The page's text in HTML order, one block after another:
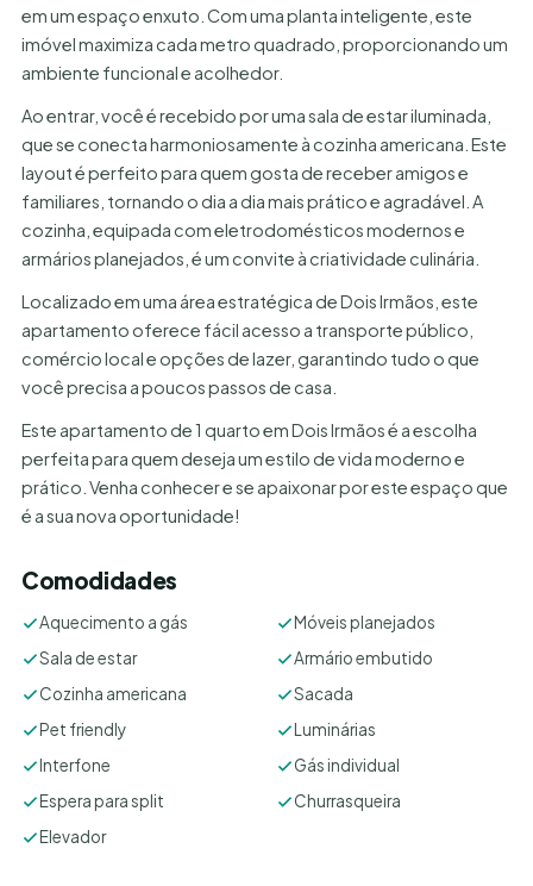
em um espaço enxuto. Com uma planta inteligente, este
imóvel maximiza cada metro quadrado, proporcionando um
ambiente funcional e acolhedor.
Ao entrar, você é recebido por uma sala de estar iluminada,
que se conecta harmoniosamente à cozinha americana. Este
layout é perfeito para quem gosta de receber amigos e
familiares, tornando o dia a dia mais prático e agradável. A
cozinha, equipada com eletrodomésticos modernos e
armários planejados, é um convite à criatividade culinária.
Localizado em uma área estratégica de Dois Irmãos, este
apartamento oferece fácil acesso a transporte público,
comércio local e opções de lazer, garantindo tudo o que
você precisa a poucos passos de casa.
Este apartamento de 1 quarto em Dois Irmãos é a escolha
perfeita para quem deseja um estilo de vida moderno e
prático. Venha conhecer e se apaixonar por este espaço que
é a sua nova oportunidade!
Comodidades
Aquecimento a gás
Móveis planejados
Sala de estar
Armário embutido
Cozinha americana
Sacada
Pet friendly
Luminárias
Interfone
Gás individual
Espera para split
Churrasqueira
Elevador